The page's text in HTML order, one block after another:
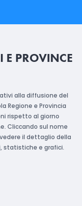
PROVINCE
alla diffusione del
Regione e Provincia
rispetto al giorno
Cliccando sul nome
il dettaglio della
statistiche e grafici.